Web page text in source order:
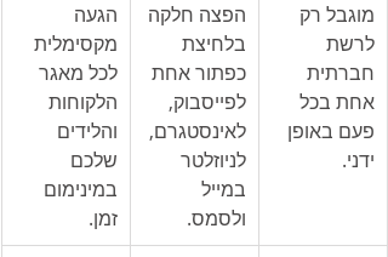
מוגבל רק
לרשת
חברתית
אחת בכל
פעם באופן
ידני.
הפצה חלקה
בלחיצת
כפתור אחת
לפייסבוק,
לאינסטגרם,
לניוזלטר
במייל
ולסמס.
הגעה
מקסימלית
לכל מאגר
הלקוחות
והלידים
שלכם
במינימום
זמן.